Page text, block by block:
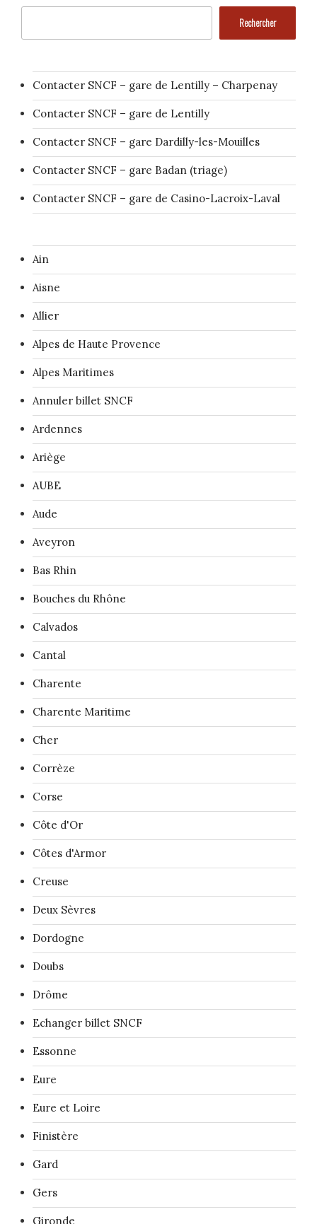
Rechercher
Contacter SNCF – gare de Lentilly – Charpenay
Contacter SNCF – gare de Lentilly
Contacter SNCF – gare Dardilly-les-Mouilles
Contacter SNCF – gare Badan (triage)
Contacter SNCF – gare de Casino-Lacroix-Laval
Ain
Aisne
Allier
Alpes de Haute Provence
Alpes Maritimes
Annuler billet SNCF
Ardennes
Ariège
AUBE
Aude
Aveyron
Bas Rhin
Bouches du Rhône
Calvados
Cantal
Charente
Charente Maritime
Cher
Corrèze
Corse
Côte d'Or
Côtes d'Armor
Creuse
Deux Sèvres
Dordogne
Doubs
Drôme
Echanger billet SNCF
Essonne
Eure
Eure et Loire
Finistère
Gard
Gers
Gironde